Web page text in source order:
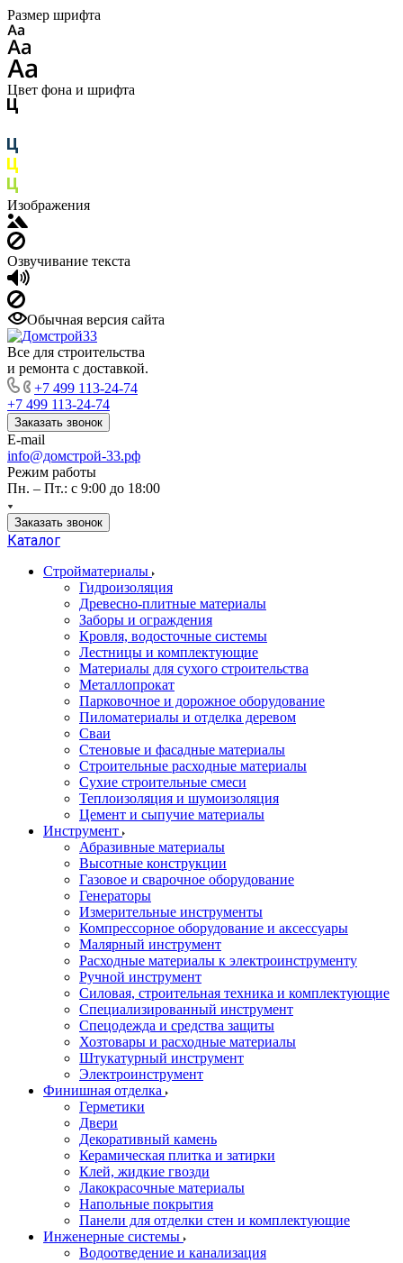
Размер шрифта
Цвет фона и шрифта
Изображения
Озвучивание текста
Обычная версия сайта
Все для строительства
и ремонта с доставкой.
+7 499 113-24-74
+7 499 113-24-74
Заказать звонок
E-mail
info@домстрой-33.рф
Режим работы
Пн. – Пт.: с 9:00 до 18:00
Заказать звонок
Каталог
Стройматериалы
Гидроизоляция
Древесно-плитные материалы
Заборы и ограждения
Кровля, водосточные системы
Лестницы и комплектующие
Материалы для сухого строительства
Металлопрокат
Парковочное и дорожное оборудование
Пиломатериалы и отделка деревом
Сваи
Стеновые и фасадные материалы
Строительные расходные материалы
Сухие строительные смеси
Теплоизоляция и шумоизоляция
Цемент и сыпучие материалы
Инструмент
Абразивные материалы
Высотные конструкции
Газовое и сварочное оборудование
Генераторы
Измерительные инструменты
Компрессорное оборудование и аксессуары
Малярный инструмент
Расходные материалы к электроинструменту
Ручной инструмент
Силовая, строительная техника и комплектующие
Специализированный инструмент
Спецодежда и средства защиты
Хозтовары и расходные материалы
Штукатурный инструмент
Электроинструмент
Финишная отделка
Герметики
Двери
Декоративный камень
Керамическая плитка и затирки
Клей, жидкие гвозди
Лакокрасочные материалы
Напольные покрытия
Панели для отделки стен и комплектующие
Инженерные системы
Водоотведение и канализация